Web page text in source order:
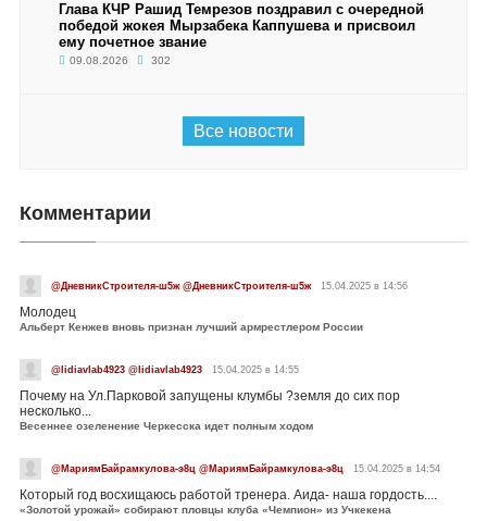
Глава КЧР Рашид Темрезов поздравил с очередной
победой жокея Мырзабека Каппушева и присвоил
ему почетное звание
09.08.2026 302
Все новости
Комментарии
@ДневникСтроителя-ш5ж @ДневникСтроителя-ш5ж 15.04.2025 в 14:56
Молодец
Альберт Кенжев вновь признан лучший армрестлером России
@lidiavlab4923 @lidiavlab4923 15.04.2025 в 14:55
Почему на Ул.Парковой запущены клумбы ?земля до сих пор
несколько...
Весеннее озеленение Черкесска идет полным ходом
@МариямБайрамкулова-э8ц @МариямБайрамкулова-э8ц 15.04.2025 в 14:54
Который год восхищаюсь работой тренера. Аида- наша гордость....
«Золотой урожай» собирают пловцы клуба «Чемпион» из Учкекена